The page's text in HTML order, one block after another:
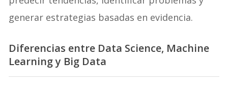
generar estrategias basadas en evidencia.
Diferencias entre Data Science, Machine
Learning y Big Data